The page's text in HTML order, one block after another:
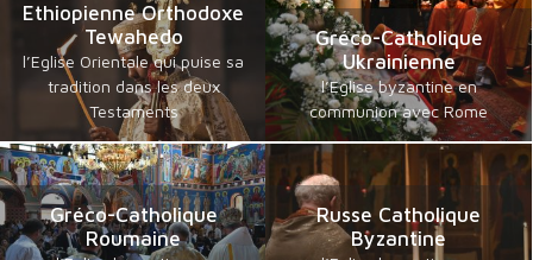
Ethiopienne Orthodoxe
Tewahedo
l’Eglise Orientale qui puise sa
tradition dans les deux
Testaments
Gréco-Catholique
Ukrainienne
l’Eglise byzantine en
communion avec Rome
Gréco-Catholique
Roumaine
Russe Catholique
Byzantine